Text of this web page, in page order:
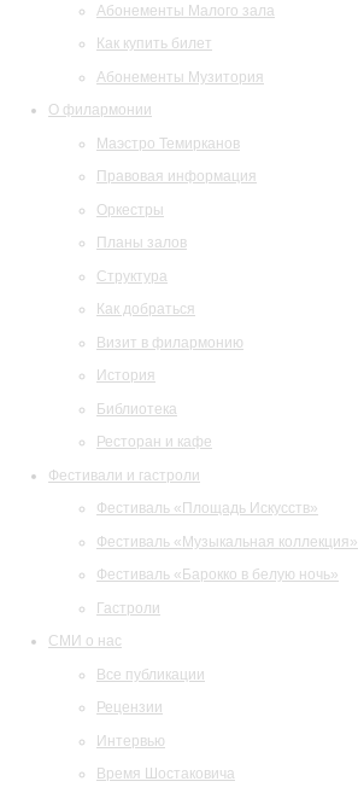
Абонементы Малого зала
Как купить билет
Абонементы Музитория
О филармонии
Маэстро Темирканов
Правовая информация
Оркестры
Планы залов
Структура
Как добраться
Визит в филармонию
История
Библиотека
Ресторан и кафе
Фестивали и гастроли
Фестиваль «Площадь Искусств»
Фестиваль «Музыкальная коллекция»
Фестиваль «Барокко в белую ночь»
Гастроли
СМИ о нас
Все публикации
Рецензии
Интервью
Время Шостаковича